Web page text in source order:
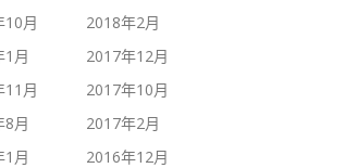
10月
2018年2月
1月
2017年12月
11月
2017年10月
8月
2017年2月
1月
2016年12月